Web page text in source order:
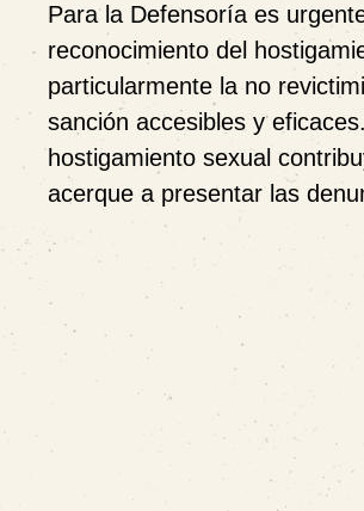
Para la Defensoría es
reconocimiento del
particularmente la no
sanción accesibles y
hostigamiento sexual
acerque a presentar las